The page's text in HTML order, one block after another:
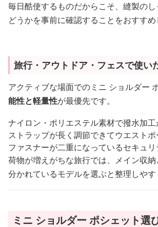
毎日酷使するものだからこそ、縫製の
どうかを事前に確認することをおすすめ
旅行・アウトドア・フェスで使い
アクティブな場面でのミニ ショルダー
能性と軽量性が最優先です。
ナイロン・ポリエステル素材で撥水加
ストラップが長く調節できてウエスト
ファスナーが二重になっているセキュ
荷物が増えがちな旅行では、メイン収
分かれているモデルを選ぶと整理しやす
ミニ ショルダー ポシェット選